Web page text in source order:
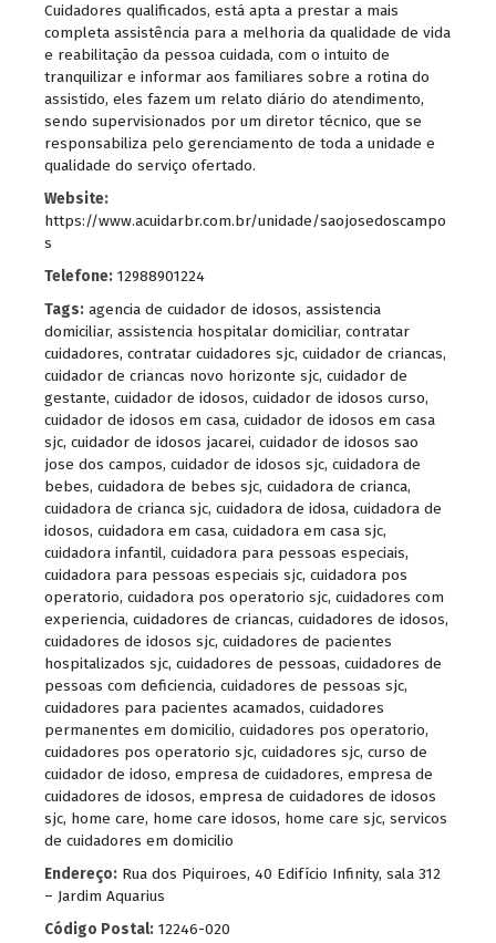
Cuidadores qualificados, está apta a prestar a mais
completa assistência para a melhoria da qualidade de vida
e reabilitação da pessoa cuidada, com o intuito de
tranquilizar e informar aos familiares sobre a rotina do
assistido, eles fazem um relato diário do atendimento,
sendo supervisionados por um diretor técnico, que se
responsabiliza pelo gerenciamento de toda a unidade e
qualidade do serviço ofertado.
Website:
https://www.acuidarbr.com.br/unidade/saojosedoscampo
s
Telefone: 12988901224
Tags: agencia de cuidador de idosos, assistencia
domiciliar, assistencia hospitalar domiciliar, contratar
cuidadores, contratar cuidadores sjc, cuidador de criancas,
cuidador de criancas novo horizonte sjc, cuidador de
gestante, cuidador de idosos, cuidador de idosos curso,
cuidador de idosos em casa, cuidador de idosos em casa
sjc, cuidador de idosos jacarei, cuidador de idosos sao
jose dos campos, cuidador de idosos sjc, cuidadora de
bebes, cuidadora de bebes sjc, cuidadora de crianca,
cuidadora de crianca sjc, cuidadora de idosa, cuidadora de
idosos, cuidadora em casa, cuidadora em casa sjc,
cuidadora infantil, cuidadora para pessoas especiais,
cuidadora para pessoas especiais sjc, cuidadora pos
operatorio, cuidadora pos operatorio sjc, cuidadores com
experiencia, cuidadores de criancas, cuidadores de idosos,
cuidadores de idosos sjc, cuidadores de pacientes
hospitalizados sjc, cuidadores de pessoas, cuidadores de
pessoas com deficiencia, cuidadores de pessoas sjc,
cuidadores para pacientes acamados, cuidadores
permanentes em domicilio, cuidadores pos operatorio,
cuidadores pos operatorio sjc, cuidadores sjc, curso de
cuidador de idoso, empresa de cuidadores, empresa de
cuidadores de idosos, empresa de cuidadores de idosos
sjc, home care, home care idosos, home care sjc, servicos
de cuidadores em domicilio
Endereço: Rua dos Piquiroes, 40 Edifício Infinity, sala 312
– Jardim Aquarius
Código Postal: 12246-020